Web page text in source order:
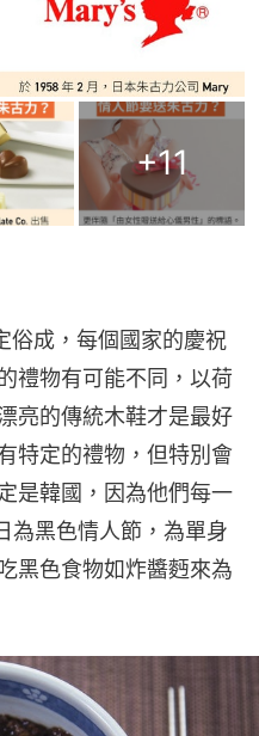
+11
俗成，每個國家的慶祝
禮物有可能不同，以荷
亮的傳統木鞋才是最好
特定的禮物，但特別會
是韓國，因為他們每一
為黑色情人節，為單身
黑色食物如炸醬麪來為